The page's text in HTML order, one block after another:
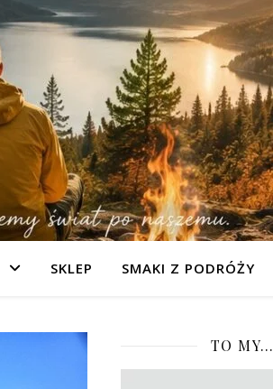
SKLEP SMAKI Z PODRÓŻY
TO MY…